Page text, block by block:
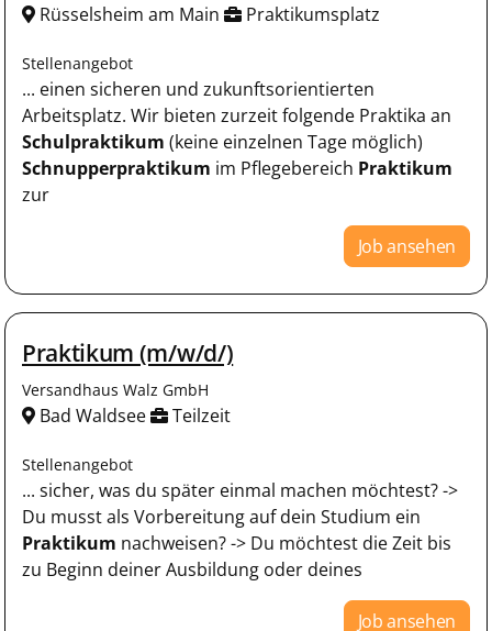
Rüsselsheim am Main Praktikumsplatz
Stellenangebot
... einen sicheren und zukunftsorientierten
Arbeitsplatz. Wir bieten zurzeit folgende Praktika an
Schulpraktikum (keine einzelnen Tage möglich)
Schnupperpraktikum im Pflegebereich Praktikum
zur
Job ansehen
Praktikum (m/w/d/)
Versandhaus Walz GmbH
Bad Waldsee Teilzeit
Stellenangebot
... sicher, was du später einmal machen möchtest? ->
Du musst als Vorbereitung auf dein Studium ein
Praktikum nachweisen? -> Du möchtest die Zeit bis
zu Beginn deiner Ausbildung oder deines
Job ansehen